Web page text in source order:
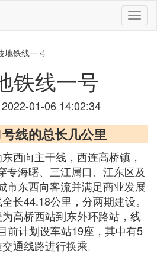
切
换
地铁线一号
铁线一号
01-06 14:02:34
号线的总长几公里
西向主干线，西连高桥镇，
专海曙、三江属口、江东区及
市东西向客流并满足商业发展
长44.18公里，分两期建设。
高桥西站到东外环路站，线
前计划设车站19座，其中有5
通线路进行换乘。